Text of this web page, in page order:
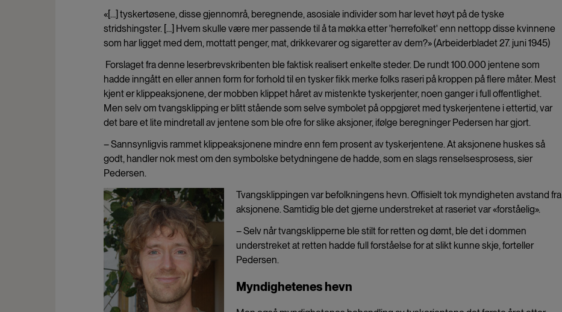
«[…] tyskertøsene, disse gjennområ, beregnende, asosiale individer som har levet høyt på de tyske
stridshingster. […] Hvem skulle være mer passende til å ta møkka etter 'herrefolket' enn nettopp disse kvinnene
som har ligget med dem, mottatt penger, mat, drikkevarer og sigaretter av dem?» (Arbeiderbladet 27. juni 1945)
Forslaget fra denne leserbrevskribenten ble faktisk realisert enkelte steder. De rundt 100.000 jentene som
hadde inngått en eller annen form for forhold til en tysker fikk merke folks raseri på kroppen på flere måter. Mest
kjent er klippeaksjonene, der mobben klippet håret av mistenkte tyskerjenter, noen ganger i full offentlighet.
Men selv om tvangsklipping er blitt stående som selve symbolet på oppgjøret med tyskerjentene i ettertid, var
det bare et lite mindretall av jentene som ble ofre for slike aksjoner, ifølge beregninger Pedersen har gjort.
– Sannsynligvis rammet klippeaksjonene mindre enn fem prosent av tyskerjentene. At aksjonene huskes så
godt, handler nok mest om den symbolske betydningene de hadde, som en slags renselsesprosess, sier
Pedersen.
Tvangsklippingen var befolkningens hevn. Offisielt tok myndigheten avstand fra
aksjonene. Samtidig ble det gjerne understreket at raseriet var «forståelig».
– Selv når tvangsklipperne ble stilt for retten og dømt, ble det i dommen
understreket at retten hadde full forståelse for at slikt kunne skje, forteller
Pedersen.
Myndighetenes hevn